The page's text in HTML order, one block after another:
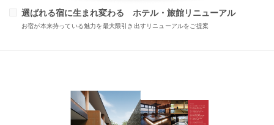
選ばれる宿に生まれ変わる ホテル・旅館リニューアル
お宿が本来持っている魅力を最大限引き出すリニューアルをご提案